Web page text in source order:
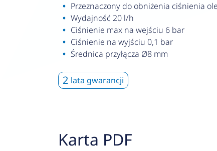
Przeznaczony do obniżenia ciśnienia
Wydajność 20 l/h
Ciśnienie max na wejściu 6 bar
Ciśnienie na wyjściu 0,1 bar
Średnica przyłącza Ø8 mm
2 lata gwarancji
Karta PDF